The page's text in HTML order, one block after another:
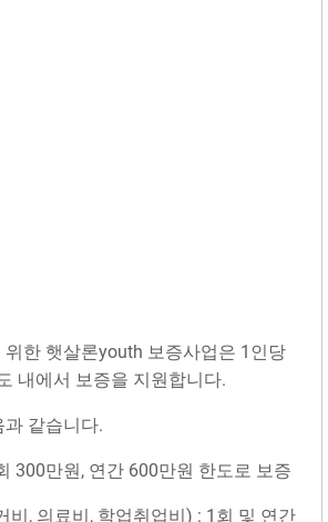
한 햇살론youth 보증사업은 1인당
내에서 보증을 지원합니다.
같습니다.
300만원, 연간 600만원 한도로 보증
비, 의료비, 학업취업비) : 1회 및 연간